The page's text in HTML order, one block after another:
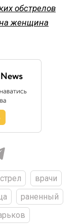
обстрелов
женщина
врачи
раненный